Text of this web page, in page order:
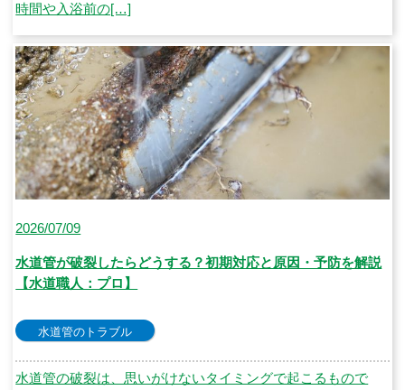
時間や入浴前の[…]
2026/07/09
水道管が破裂したらどうする？初期対応と原因・予防を解説
【水道職人：プロ】
水道管のトラブル
水道管の破裂は、思いがけないタイミングで起こるもので